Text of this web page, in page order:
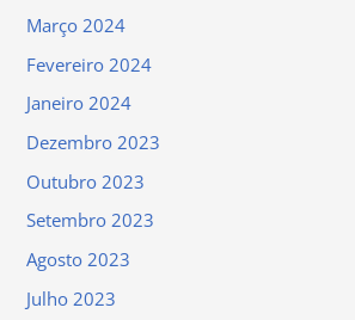
Março 2024
Fevereiro 2024
Janeiro 2024
Dezembro 2023
Outubro 2023
Setembro 2023
Agosto 2023
Julho 2023